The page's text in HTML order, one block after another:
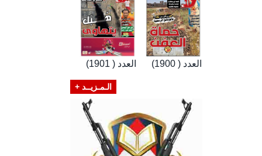
العدد ( 1901) العدد ( 1900)
الـمـزيــد +